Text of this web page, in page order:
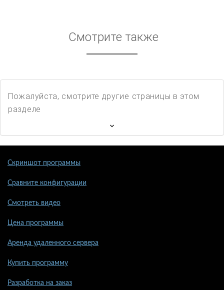
Смотрите также
Пожалуйста, смотрите другие страницы в этом
разделе
Скриншот программы
Сравните конфигурации
Смотреть видео
Цена программы
Аренда удаленного сервера
Купить программу
Разработка на заказ